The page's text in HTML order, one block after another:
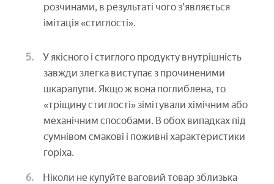
розчинами, в результаті чого з'являється
імітація «стиглості».
У якісного і стиглого продукту внутрішність
завжди злегка виступає з прочиненими
шкаралупи. Якщо ж вона поглиблена, то
«тріщину стиглості» зімітували хімічним або
механічним способами. В обох випадках під
сумнівом смакові і поживні характеристики
горіха.
Ніколи не купуйте ваговий товар зблизька